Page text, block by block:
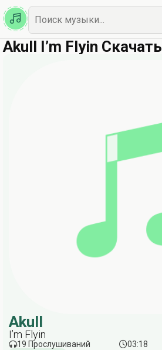
Казахская
Наш Топ
Akull I’m Flyin Скачать
Akull
I’m Flyin
19 Прослушиваний 03:18